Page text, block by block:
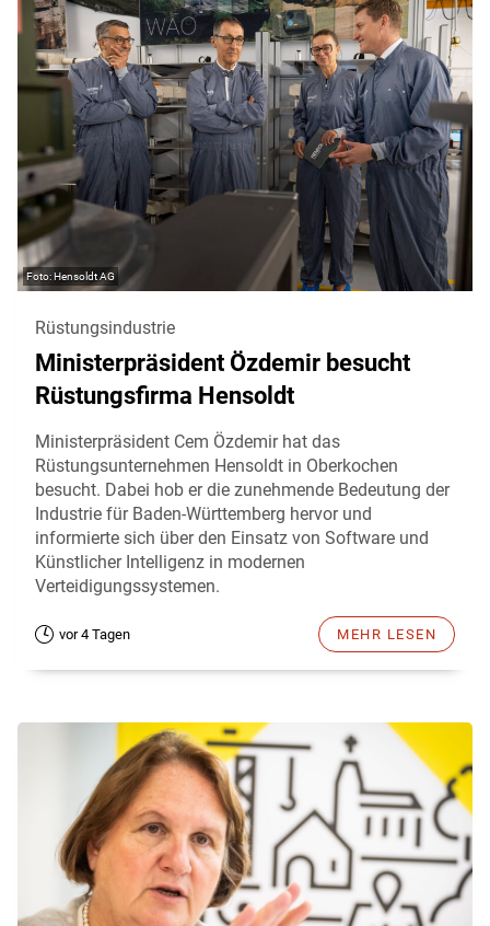
Hensoldt AG
Rüstungsindustrie
Ministerpräsident Özdemir besucht
Rüstungsfirma Hensoldt
Ministerpräsident Cem Özdemir hat das
Rüstungsunternehmen Hensoldt in Oberkochen
besucht. Dabei hob er die zunehmende Bedeutung der
Industrie für Baden-Württemberg hervor und
informierte sich über den Einsatz von Software und
Künstlicher Intelligenz in modernen
Verteidigungssystemen.
vor 4 Tagen MEHR LESEN